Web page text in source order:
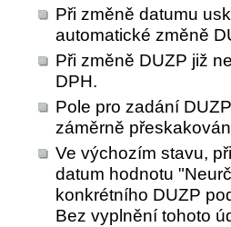
Při změně datumu
automatické změně
Při změně DUZP již
DPH.
Pole pro zadání
záměrně
Ve výchozím stavu,
datum hodnotu
konkrétního DUZP
Bez vyplnění tohoto